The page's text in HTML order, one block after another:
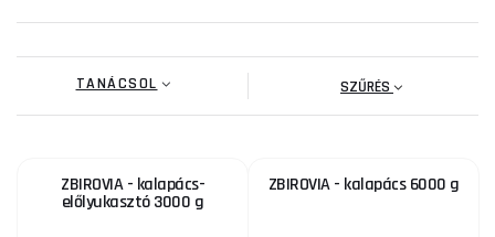
TANÁCSOL SZŰRÉS
ZBIROVIA - kalapács-
előlyukasztó 3000 g
ZBIROVIA - kalapács 6000 g